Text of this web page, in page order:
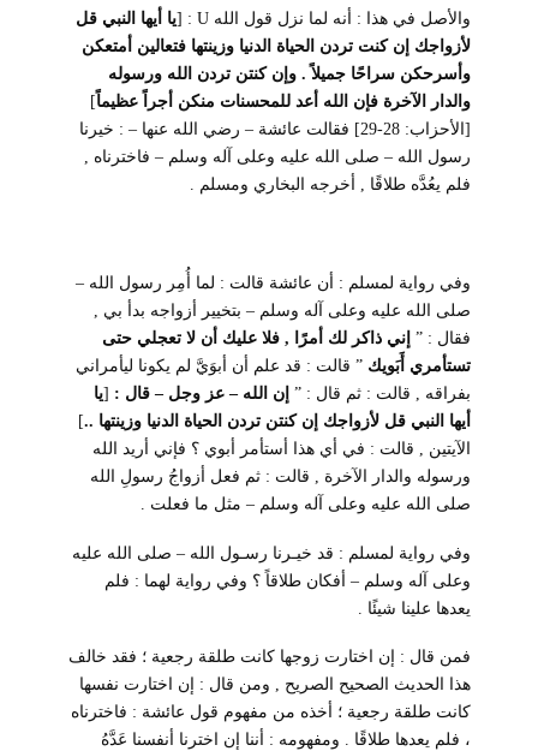
والأصل في هذا : أنه لما نزل قول اللهU
:
]يا أيها النبي قل
لأزواجك إن كنت تردن الحياة الدنيا وزينتها فتعالين أمتعكن
وأسرحكن سراحًا جميلاً . وإن كنتن تردن الله ورسوله
والدار الآخرة فإن الله أعد للمحسنات منكن أجراً عظيماً[
[الأحزاب: 28-29] فقالت عائشة – رضي الله عنها – : خيرنا
رسول الله – صلى الله عليه وعلى آله وسلم – فاخترناه ,
فلم يعُدَّه طلاقًا , أخرجه البخاري ومسلم .
وفي رواية لمسلم : أن عائشة قالت : لما أُمِر رسول الله –
صلى الله عليه وعلى آله وسلم – بتخيير أزواجه بدأ بي ,
فقال : ” إني ذاكر لك أمرًا , فلا عليك أن لا تعجلي حتى
تستأمري أَبَويك” قالت : قد علم أن أبوَيَّ لم يكونا ليأمراني
بفراقه , قالت : ثم قال : ” إن الله – عز وجل – قال : ]يا
أيها النبي قل لأزواجك إن كنتن تردن الحياة الدنيا وزينتها ..[
الآيتين , قالت : في أي هذا أستأمر أبوي ؟ فإني أريد الله
ورسوله والدار الآخرة
, قالت : ثم فعل أزواجُ رسولِ الله
صلى الله عليه وعلى آله وسلم – مثل ما فعلت .
وفي رواية لمسلم : قد خيـرنا رسـول الله – صلى الله عليه
وعلى آله وسلم – أفكان طلاقاً ؟ وفي رواية لهما : فلم
يعدها علينا شيئًا .
فمن قال : إن اختارت زوجها كانت طلقة رجعية ؛ فقد خالف
هذا الحديث الصحيح الصريح , ومن قال : إن اختارت نفسها
كانت طلقة رجعية ؛ أخذه من مفهوم قول عائشة : فاخترناه
، فلم يعدها طلاقًا . ومفهومه : أننا إن اخترنا أنفسنا عَدَّهُ